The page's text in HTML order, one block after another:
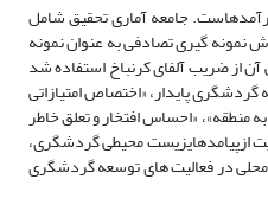
جامعه آماری تحقیق شامل
و تاکمن و با استفاده از روش نمونه گیری تصادفی به عنوان نمونه
از ضریب آلفای کرنباخ استفاده شد
گردشگری پایدار، «اختصاص امتیازاتی
منطقه»، «احساس افتخار و تعلق خاطر
ازپیامدهایزیست محیطی گردشگری،
«انگیزه مشارکت ساکنان محلی در فعالیت های توسعه گردشگری